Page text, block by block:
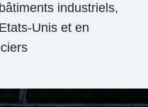
industriels,
Unis et en